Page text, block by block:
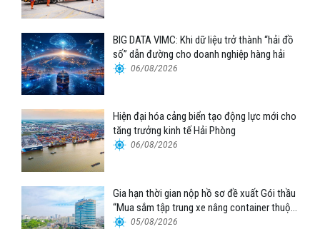
BIG DATA VIMC: Khi dữ liệu trở thành “hải đồ
số” dẫn đường cho doanh nghiệp hàng hải
06/08/2026
Hiện đại hóa cảng biển tạo động lực mới cho
tăng trưởng kinh tế Hải Phòng
06/08/2026
Gia hạn thời gian nộp hồ sơ đề xuất Gói thầu
“Mua sắm tập trung xe nâng container thuộc
Tổng công ty Hàng hải Việt Nam – CTCP”
05/08/2026